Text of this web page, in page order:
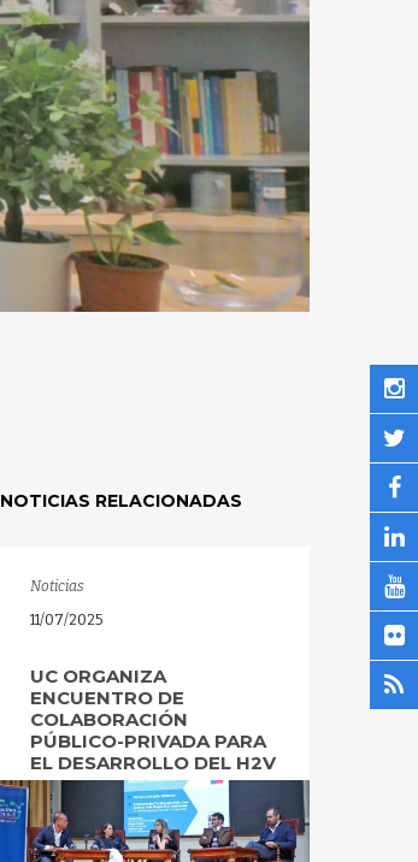
NOTICIAS RELACIONADAS
Noticias
11/07/2025
UC ORGANIZA
ENCUENTRO DE
COLABORACIÓN
PÚBLICO-PRIVADA PARA
EL DESARROLLO DEL H2V